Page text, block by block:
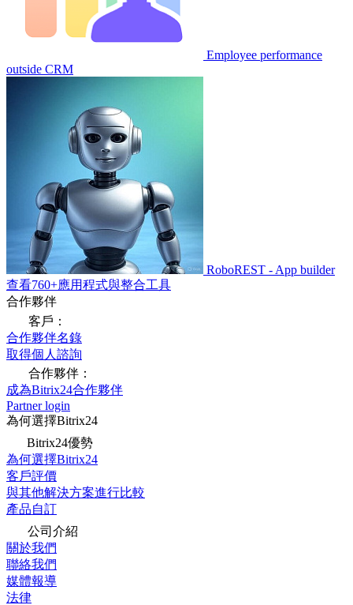
Employee performance
outside CRM
RoboREST - App builder
查看760+應用程式與整合工具
合作夥伴
客戶：
合作夥伴名錄
取得個人諮詢
合作夥伴：
成為Bitrix24合作夥伴
Partner login
為何選擇Bitrix24
Bitrix24優勢
為何選擇Bitrix24
客戶評價
與其他解決方案進行比較
產品自訂
公司介紹
關於我們
聯絡我們
媒體報導
法律